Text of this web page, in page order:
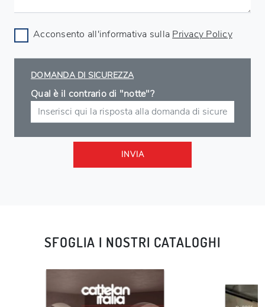
Acconsento all'informativa sulla Privacy Policy
DOMANDA DI SICUREZZA
Qual è il contrario di "notte"?
INVIA
SFOGLIA I NOSTRI CATALOGHI